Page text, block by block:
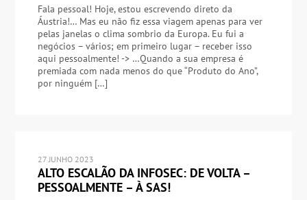
Fala pessoal! Hoje, estou escrevendo direto da
Áustria!… Mas eu não fiz essa viagem apenas para ver
pelas janelas o clima sombrio da Europa. Eu fui a
negócios – vários; em primeiro lugar – receber isso
aqui pessoalmente! -> …Quando a sua empresa é
premiada com nada menos do que “Produto do Ano”,
por ninguém […]
27 JUNHO 2023
ALTO ESCALÃO DA INFOSEC: DE VOLTA –
PESSOALMENTE – À SAS!